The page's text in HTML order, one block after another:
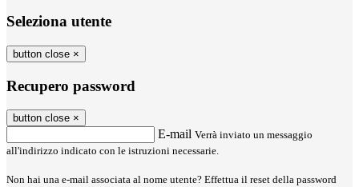
Seleziona utente
button close ×
Recupero password
button close ×
E-mail Verrà inviato un messaggio
all'indirizzo indicato con le istruzioni necessarie.
Non hai una e-mail associata al nome utente? Effettua il reset della password